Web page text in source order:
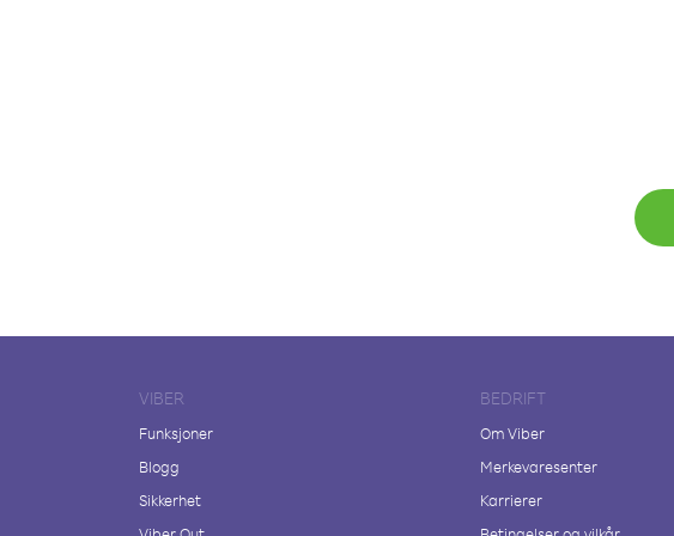
VIBER
Funksjoner
Blogg
Sikkerhet
BEDRIFT
Om Viber
Merkevaresenter
Karrierer